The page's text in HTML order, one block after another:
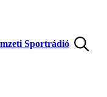
Sportrádió